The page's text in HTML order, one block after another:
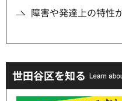
障害や発達上の特性
世田谷区を知る